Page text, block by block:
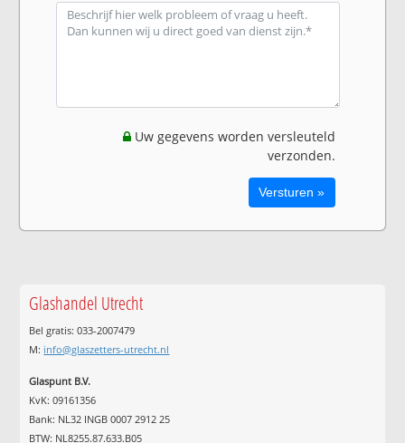
Uw gegevens worden versleuteld
verzonden.
Glashandel Utrecht
Bel gratis: 033-2007479
M: info@glaszetters-utrecht.nl
Glaspunt B.V.
KvK: 09161356
Bank: NL32 INGB 0007 2912 25
BTW: NL8255.87.633.B05